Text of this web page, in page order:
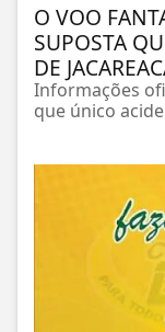
O VOO
SUPOSTA
DE
Informações
que único